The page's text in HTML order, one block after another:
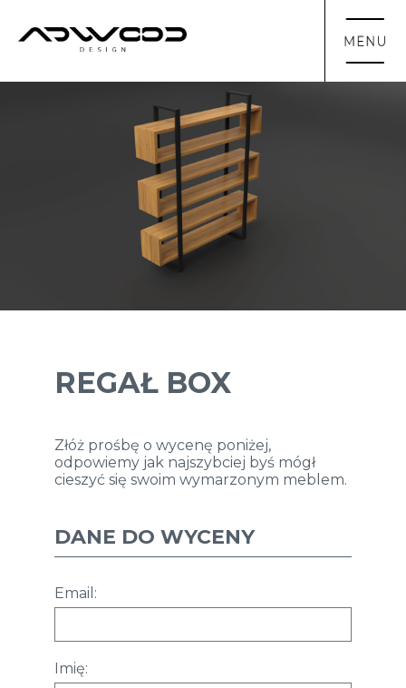
REGAŁ BOX
Złóż prośbę o wycenę poniżej,
odpowiemy jak najszybciej byś mógł
cieszyć się swoim wymarzonym meblem.
DANE DO WYCENY
Email:
Imię: